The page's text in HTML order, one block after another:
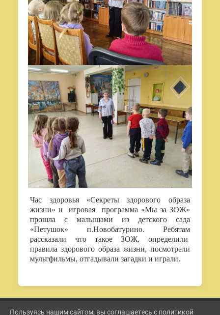
Час здоровья «Секреты здорового образа
жизни» и игровая программа «Мы за ЗОЖ»
прошла с малышами из детского сада
«Петушок» п.Новобатурино. Ребятам
рассказали что такое ЗОЖ, определили
правила здорового образа жизни, посмотрели
мультфильмы, отгадывали загадки и играли.
Пользуясь нашим сайтом, вы соглашаетесь с политикой